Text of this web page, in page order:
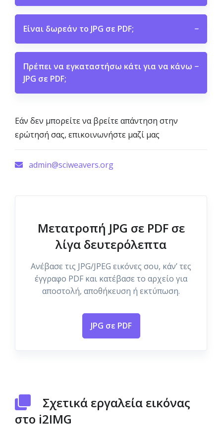
Είναι δωρεάν το JPG σε PDF; −
Πρέπει να εγκαταστήσω κάτι για να κάνω
JPG σε PDF;
−
Εάν δεν μπορείτε να βρείτε απάντηση στην
ερώτησή σας, επικοινωνήστε μαζί μας
admin@sciweavers.org
Μετατροπή JPG σε PDF σε
λίγα δευτερόλεπτα
Ανέβασε τις JPG/JPEG εικόνες σου, κάν’ τες
έγγραφο PDF και κατέβασε το αρχείο για
αποστολή, αποθήκευση ή εκτύπωση.
JPG σε PDF
Σχετικά εργαλεία εικόνας
στο i2IMG